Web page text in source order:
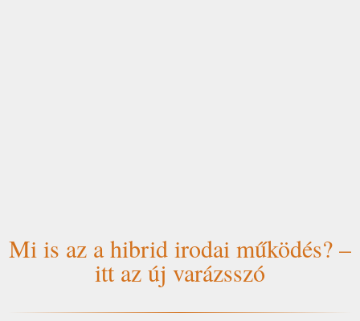
Mi is az a hibrid irodai működés? –
itt az új varázsszó